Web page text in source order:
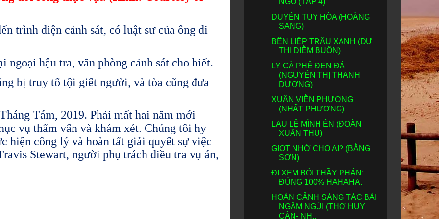
trình diện cảnh sát, có luật sư của ông đi
ngoại hậu tra, văn phòng cảnh sát cho biết.
bị truy tố tội giết người, và tòa cũng đưa
Tám, 2019. Phải mất hai năm mới
vụ thẩm vấn và khám xét. Chúng tôi hy
hiện công lý và hoàn tất giải quyết sự việc
Stewart, người phụ trách điều tra vụ án,
NGỘ (TẬP 4)
DUYÊN TUY HÒA (HOÀNG
SANG)
BÊN LIẾP TRẦU XANH (DƯ
THỊ DIỄM BUỒN)
LY CÀ PHÊ ĐEN ĐÁ
(NGUYỄN THỊ THANH
DƯƠNG)
XUÂN VIỄN PHƯƠNG
(NHẤT PHƯƠNG)
LAU LỆ MÌNH ÊN (ĐOÀN
XUÂN THU)
GIỌT NHỚ CHO AI? (BẰNG
SƠN)
ĐI XEM BÓI THẦY PHÁN:
ĐÚNG 100% HAHAHA.
HOÀN CẢNH SÁNG TÁC BÀI
NGẬM NGÙI (THƠ HUY
CẬN- NH...